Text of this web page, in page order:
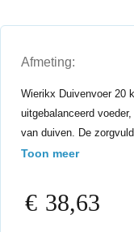
Afmeting:
Wierikx Duivenvoer 20
uitgebalanceerd
van duiven. De
Toon meer
€ 38,63